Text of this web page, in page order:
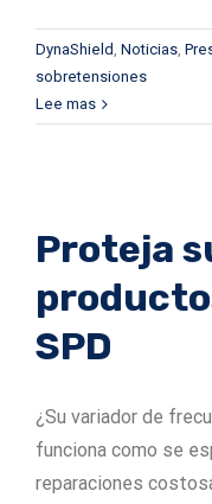
DynaShield, Noticias,
sobretensiones
Lee mas
Proteja
SPD
¿Su variador de
funciona como se
reparaciones